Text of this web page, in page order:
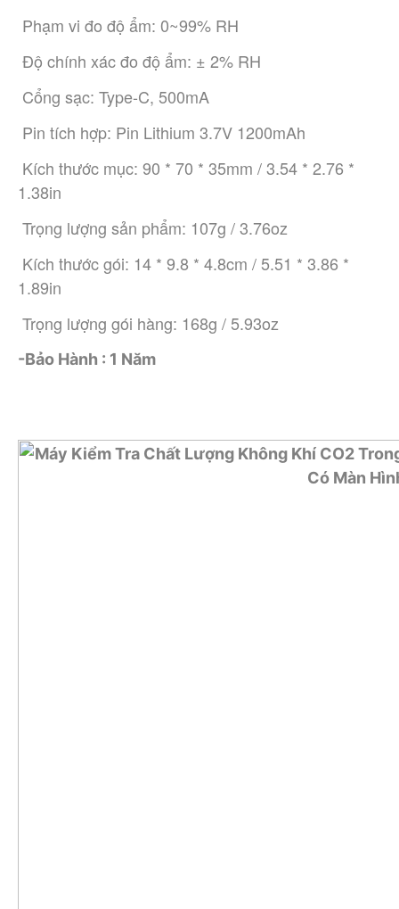
Phạm vi đo độ ẩm: 0~99% RH
Độ chính xác đo độ ẩm: ± 2% RH
Cổng sạc: Type-C, 500mA
Pin tích hợp: Pin Lithium 3.7V 1200mAh
1.38in
Trọng lượng sản phẩm: 107g / 3.76oz
1.89in
Trọng lượng gói hàng: 168g / 5.93oz
-Bảo Hành : 1 Năm